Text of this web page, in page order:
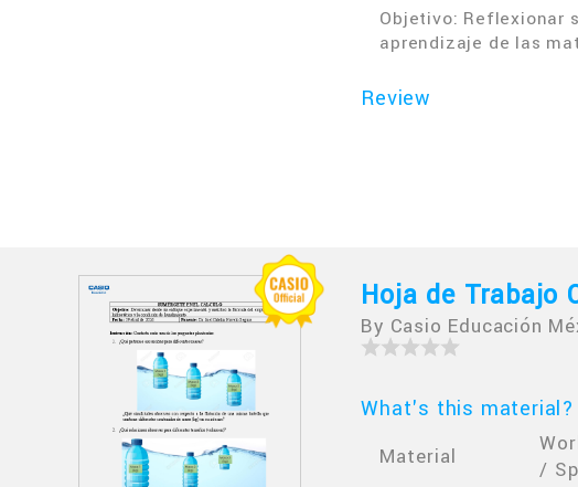
Objetivo: Reflexionar
aprendizaje de las
Review
Hoja de Trabajo
By Casio Educación
What's this material?
Material
/